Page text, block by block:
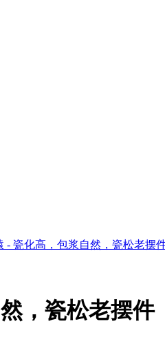
- 瓷化高，包浆自然，瓷松老摆
，瓷松老摆件